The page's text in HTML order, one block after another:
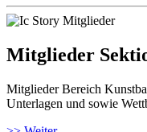
Mitglieder
Mitglieder Bereich
Unterlagen und sowie